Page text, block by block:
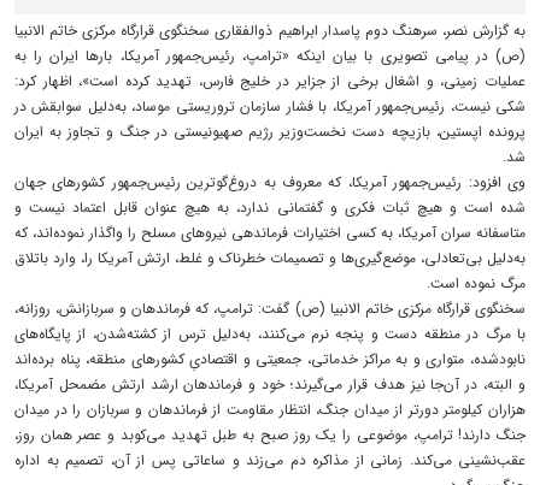
به گزارش نصر، سرهنگ دوم پاسدار ابراهیم ذوالفقاری سخنگوی قرارگاه مرکزی خاتم الانبیا
(ص) در پیامی تصویری با بیان اینکه «ترامپ، رئیس‌جمهور آمریکا، بارها ایران را به
عملیات زمینی، و اشغال برخی از جزایر در خلیج فارس، تهدید کرده است»، اظهار کرد:
شکی نیست، رئیس‌جمهور آمریکا، با فشار سازمان تروریستی موساد، به‌دلیل سوابقش در
پرونده اپستین، بازیچه دست نخست‌وزیر رژیم صهیونیستی در جنگ و تجاوز به ایران
شد.
وی افزود: رئیس‌جمهور آمریکا، که معروف به دروغ‌گوترین رئیس‌جمهور کشورهای جهان
شده است و هیچ ثبات فکری و گفتمانی ندارد، به هیچ عنوان قابل اعتماد نیست و
متاسفانه سران آمریکا، به کسی اختیارات فرماندهی نیروهای مسلح را واگذار نموده‌اند، که
به‌دلیل بی‌تعادلی، موضع‌گیری‌ها و تصمیمات خطرناک و غلط، ارتش آمریکا را، وارد باتلاق
مرگ نموده است.
سخنگوی قرارگاه مرکزی خاتم الانبیا (ص) گفت: ترامپ، که فرماندهان و سربازانش، روزانه،
با مرگ در منطقه دست و پنجه نرم می‌کنند، به‌دلیل ترس از کشته‌شدن، از پایگاه‌های
نابودشده، متواری و به مراکز خدماتی، جمعیتی و اقتصادیِ کشورهای منطقه، پناه برده‌اند
و البته، در آن‌جا نیز هدف قرار می‌گیرند؛ خود و فرماندهان ارشد ارتش مضمحل آمریکا،
هزاران کیلومتر دورتر از میدان جنگ، انتظار مقاومت از فرماندهان و سربازان را در میدان
جنگ دارند! ترامپ، موضوعی را یک روز صبح به طبل تهدید می‌کوبد و عصر همان روز،
عقب‌نشینی می‌کند. زمانی از مذاکره دم می‌زند و ساعاتی پس از آن، تصمیم به اداره